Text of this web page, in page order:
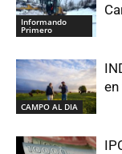
Informando
Primero
CAMPO AL DIA